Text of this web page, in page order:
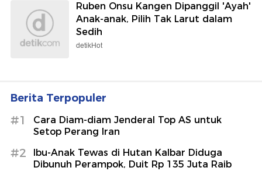
Ruben Onsu Kangen Dipanggil 'Ayah'
Anak-anak, Pilih Tak Larut dalam
Sedih
detikHot
Berita Terpopuler
#1
Cara Diam-diam Jenderal Top AS untuk
Setop Perang Iran
#2
Ibu-Anak Tewas di Hutan Kalbar Diduga
Dibunuh Perampok, Duit Rp 135 Juta Raib